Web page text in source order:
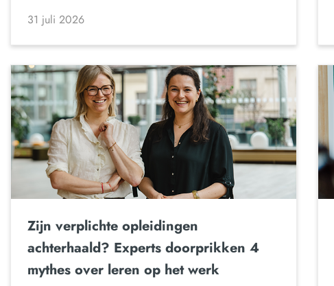
31 juli 2026
Zijn verplichte opleidingen
achterhaald? Experts doorprikken 4
mythes over leren op het werk